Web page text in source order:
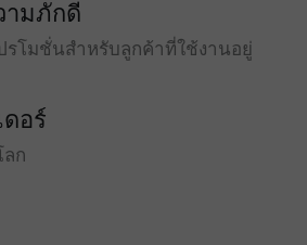
ามภักดี
รโมชั่นสำหรับลูกค้าที่ใช้งานอยู่
อร์
ก